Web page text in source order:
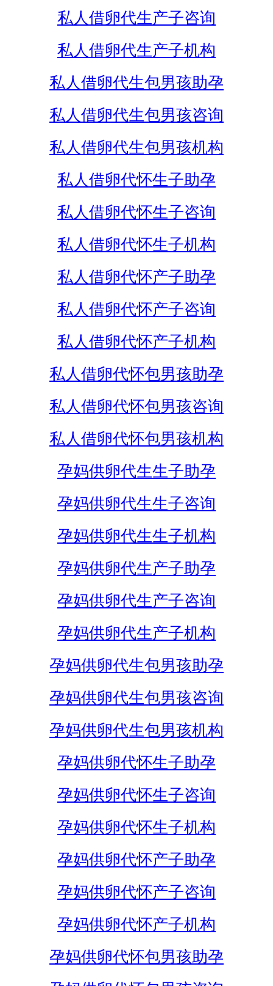
私人借卵代生产子咨询
私人借卵代生产子机构
私人借卵代生包男孩助孕
私人借卵代生包男孩咨询
私人借卵代生包男孩机构
私人借卵代怀生子助孕
私人借卵代怀生子咨询
私人借卵代怀生子机构
私人借卵代怀产子助孕
私人借卵代怀产子咨询
私人借卵代怀产子机构
私人借卵代怀包男孩助孕
私人借卵代怀包男孩咨询
私人借卵代怀包男孩机构
孕妈供卵代生生子助孕
孕妈供卵代生生子咨询
孕妈供卵代生生子机构
孕妈供卵代生产子助孕
孕妈供卵代生产子咨询
孕妈供卵代生产子机构
孕妈供卵代生包男孩助孕
孕妈供卵代生包男孩咨询
孕妈供卵代生包男孩机构
孕妈供卵代怀生子助孕
孕妈供卵代怀生子咨询
孕妈供卵代怀生子机构
孕妈供卵代怀产子助孕
孕妈供卵代怀产子咨询
孕妈供卵代怀产子机构
孕妈供卵代怀包男孩助孕